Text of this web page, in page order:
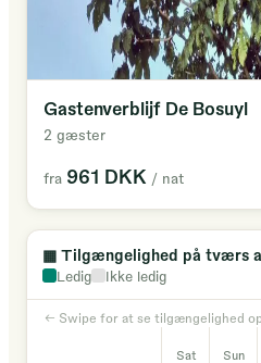
Gastenverblijf De Bosuyl
2 gæster
fra 961 DKK / nat
▦ Tilgængelighed på tværs
Ledig Ikke ledig
← Swipe for at se tilgængelighed
Sat Sun